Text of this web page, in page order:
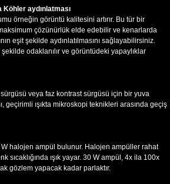
Köhler aydınlatması
örneğin görüntü kalitesini artırır. Bu tür bir
çözünürlük elde edebilir ve kenarlarda
eşit şekilde aydınlatılmasını sağlayabilirsiniz.
odaklanılır ve görüntüdeki yapaylıklar
veya faz kontrast sürgüsü için bir yuva
geçirimli ışıkta mikroskopi teknikleri arasında geçiş
W halojen ampül bulunur. Halojen ampüller rahat
sıcaklığında ışık yayar. 30 W ampül, 4x ila 100x
gözlem yapacak kadar parlaktır.